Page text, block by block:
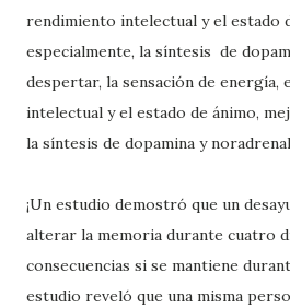
rendimiento intelectual y el estado
especialmente, la síntesis de
despertar, la sensación de energía,
intelectual y el estado de ánimo,
la síntesis de dopamina y
¡Un estudio demostró que un
alterar la memoria durante cuatro
consecuencias si se mantiene
estudio reveló que una misma